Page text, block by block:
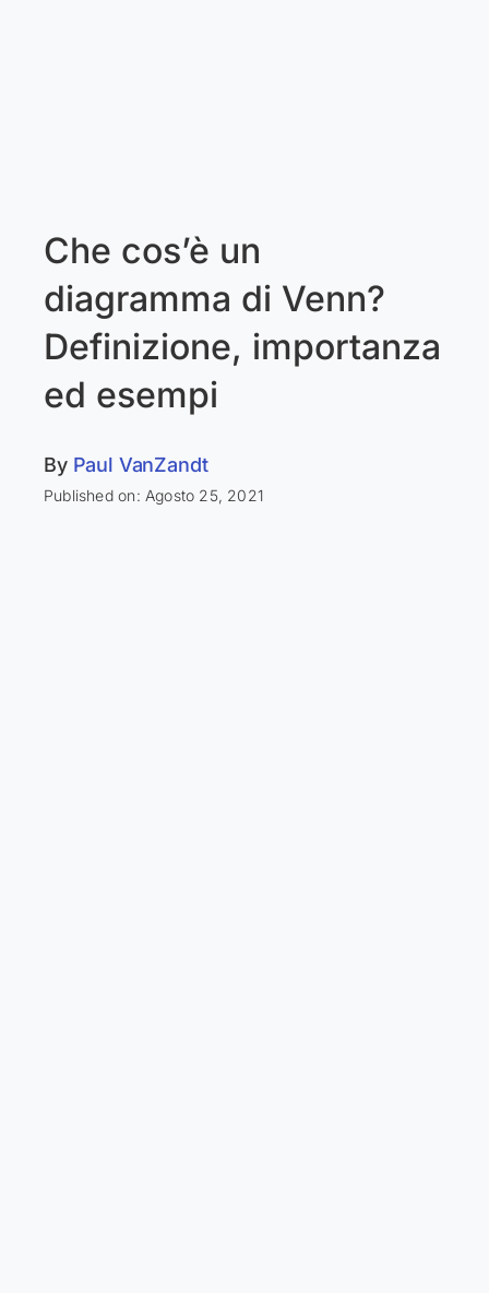
Che cos’è un
diagramma di Venn?
Definizione, importanza
ed esempi
By Paul VanZandt
Published on: Agosto 25, 2021